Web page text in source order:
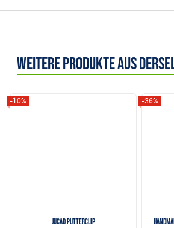
Weitere Produkte aus
JuCad Putterclip
-10% -36%